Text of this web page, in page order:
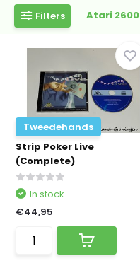
Filters Atari 2600
Tweedehands
Strip Poker Live
(Complete)
In stock
€44,95